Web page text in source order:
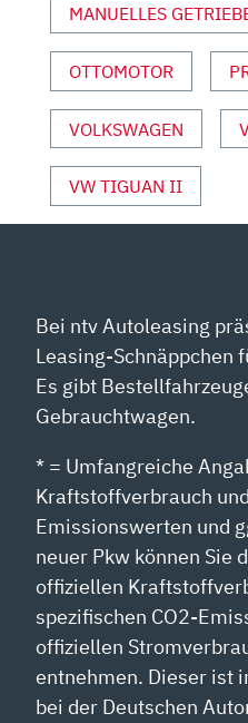
VON
YOUTUBE
ANZEIGEN
MANUELLES
OTTOMOTOR
VOLKSWAGEN
VW TIGUAN II
Bei ntv Autoleasing
Leasing-Schnäppchen
Es gibt
Gebrauchtwagen.
* = Umfangreiche
Kraftstoffverbrauch
Emissionswerten und
neuer Pkw können Sie
offiziellen
spezifischen CO2-
offiziellen
entnehmen. Dieser ist
bei der Deutschen